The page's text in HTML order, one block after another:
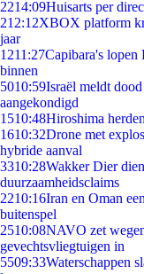
2214:09Huisarts per
212:12XBOX platform
jaar
1211:27Capibara's lopen
binnen
5010:59Israël meldt
aangekondigd
1510:48Hiroshima
1610:32Drone met
hybride aanval
3310:28Wakker Dier
duurzaamheidsclaims
2210:16Iran en Oman
buitenspel
2510:08NAVO zet
gevechtsvliegtuigen in
5509:33Waterschappen